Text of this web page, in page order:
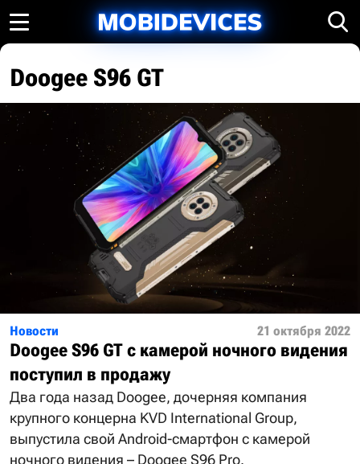
Doogee S96 GT
Новости 21 октября 2022
Doogee S96 GT с камерой ночного видения
поступил в продажу
Два года назад Doogee, дочерняя компания
крупного концерна KVD International Group,
выпустила свой Android-смартфон с камерой
ночного видения – Doogee S96 Pro.